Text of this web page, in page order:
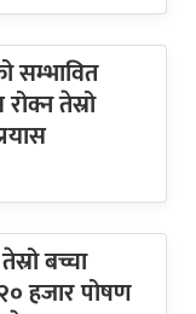
सम्भावित
तेस्रो
बच्चा
हजार पोषण